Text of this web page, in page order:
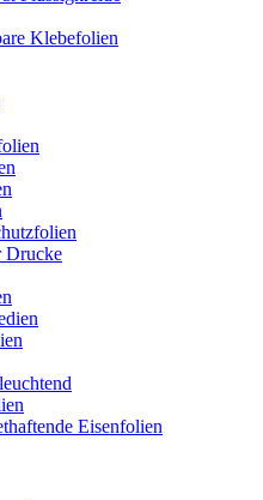
Klebefolien
Drucke
Eisenfolien